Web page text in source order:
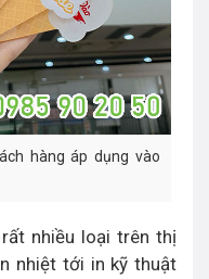
hàng áp dụng vào
nhiều loại trên thị
nhiệt tới in kỹ thuật